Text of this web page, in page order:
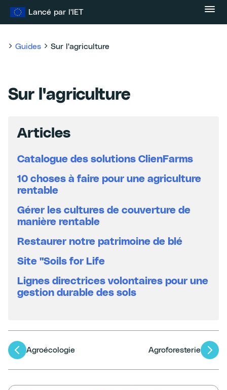
Lancé par l'IET
Guides Sur l'agriculture
Sur l'agriculture
Articles
Catalogue des solutions ClienFarms
10 choses à faire pour une agriculture
rentable
Gérer les cultures de couverture de
manière rentable
Restaurer notre patrimoine de blé
Site "Soils for Life
Lignes directrices volontaires pour une
gestion durable des sols
Navigation
des
Agroécologie Agroforesterie